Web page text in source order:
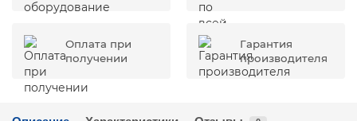
Оплата при
получении
Гарантия
производителя